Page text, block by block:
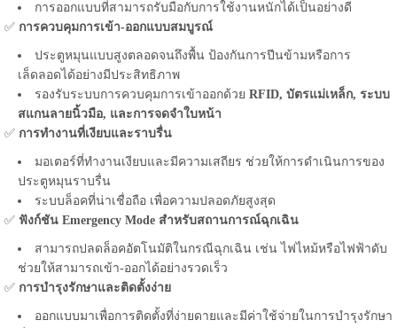
การออกแบบที่สามารถรับมือกับการใช้งานหนักได้เป็นอย่างดี
✅ การควบคุมการเข้า-ออกแบบสมบูรณ์
ประตูหมุนแบบสูงตลอดจนถึงพื้น ป้องกันการปีนข้ามหรือการ
เล็ดลอดได้อย่างมีประสิทธิภาพ
รองรับระบบการควบคุมการเข้าออกด้วย RFID, บัตรแม่เหล็ก, ระบบ
สแกนลายนิ้วมือ, และการจดจำใบหน้า
✅ การทำงานที่เงียบและราบรื่น
มอเตอร์ที่ทำงานเงียบและมีความเสถียร ช่วยให้การดำเนินการของ
ประตูหมุนราบรื่น
ระบบล็อคที่น่าเชื่อถือ เพื่อความปลอดภัยสูงสุด
✅ ฟังก์ชัน Emergency Mode สำหรับสถานการณ์ฉุกเฉิน
สามารถปลดล็อคอัตโนมัติในกรณีฉุกเฉิน เช่น ไฟไหม้หรือไฟฟ้าดับ
ช่วยให้สามารถเข้า-ออกได้อย่างรวดเร็ว
✅ การบำรุงรักษาและติดตั้งง่าย
ออกแบบมาเพื่อการติดตั้งที่ง่ายดายและมีค่าใช้จ่ายในการบำรุงรักษา